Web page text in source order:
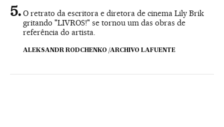
O retrato da escritora e diretora de cinema Lily Brik
gritando "LIVROS!" se tornou um das obras de
referência do artista.
ALEKSANDR RODCHENKO /ARCHIVO LAFUENTE